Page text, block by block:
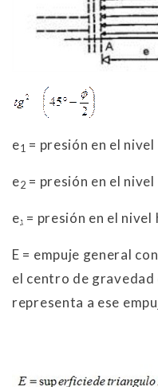
e1 = presión en el nivel
e2 = presión en el nivel
eג = presión en el nivel
E = empuje general
el centro de
representa a ese